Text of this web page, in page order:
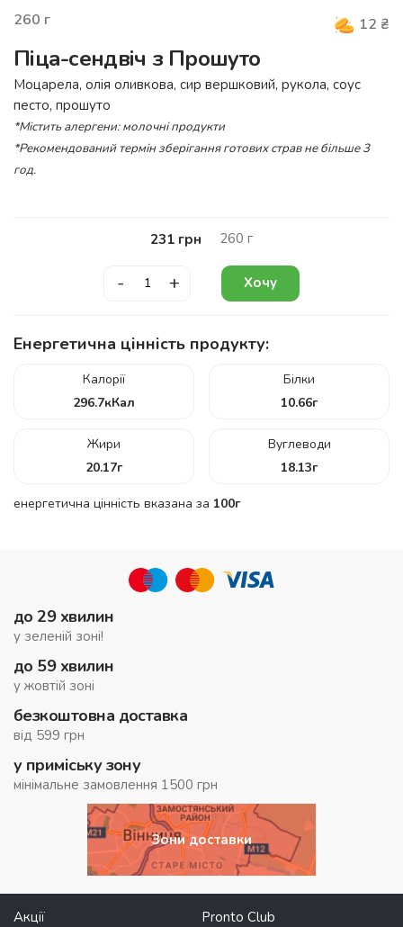
260 г 12 ₴
Піца-сендвіч з Прошуто
Моцарела, олія оливкова, сир вершковий, рукола, соус
песто, прошуто
*Містить алергени: молочні продукти
*Рекомендований термін зберігання готових страв не більше 3
год.
231 грн 260 г
- + Хочу
Енергетична цінність продукту:
Калорії
296.7кКал
Білки
10.66г
Жири
20.17г
Вуглеводи
18.13г
енергетична цінність вказана за 100г
до 29 хвилин
у зеленій зоні!
до 59 хвилин
у жовтій зоні
безкоштовна доставка
від 599 грн
у приміську зону
мінімальне замовлення 1500 грн
Зони доставки
Акції
Pronto Club